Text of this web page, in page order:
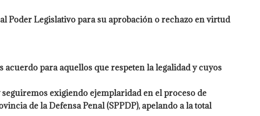
Poder Legislativo para su aprobación o rechazo en virtud
para aquellos que respeten la legalidad y cuyos
exigiendo ejemplaridad en el proceso de
de la Defensa Penal (SPPDP), apelando a la total